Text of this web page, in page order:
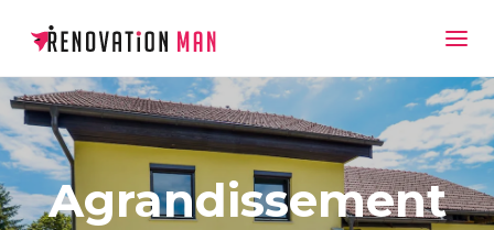
Agrandissement